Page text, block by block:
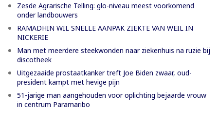
Zesde Agrarische Telling: glo-niveau meest voorkomend
onder landbouwers
RAMADHIN WIL SNELLE AANPAK ZIEKTE VAN WEIL IN
NICKERIE
Man met meerdere steekwonden naar ziekenhuis na ruzie bij
discotheek
Uitgezaaide prostaatkanker treft Joe Biden zwaar, oud-
president kampt met hevige pijn
51-jarige man aangehouden voor oplichting bejaarde vrouw
in centrum Paramaribo